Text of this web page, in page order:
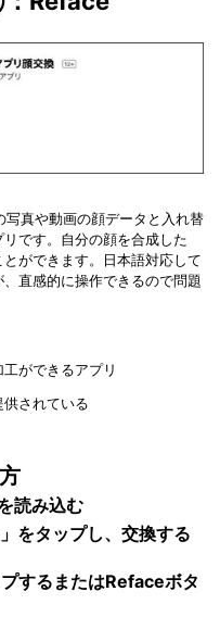
写真や動画の顔データと入れ替
です。自分の顔を合成した
ができます。日本語対応して
直感的に操作できるので問題
ができるアプリ
供されている
読み込む
をタップし、交換する
するまたはRefaceボタ